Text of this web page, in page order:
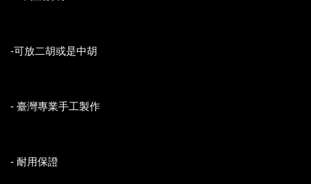
-可放二胡或是中胡
- 臺灣專業手工製作
- 耐用保證